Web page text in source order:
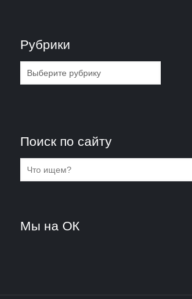
Рубрики
Рубрики
Поиск по сайту
Мы на ОК